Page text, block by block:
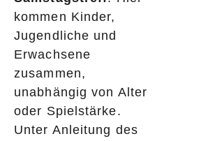
kommen Kinder,
Jugendliche und
Erwachsene
zusammen,
unabhängig von Alter
oder Spielstärke.
Unter Anleitung des